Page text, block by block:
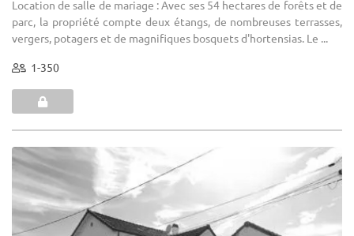
Location de salle de mariage : Avec ses 54 hectares de forêts et de
parc, la propriété compte deux étangs, de nombreuses terrasses,
vergers, potagers et de magnifiques bosquets d'hortensias. Le ...
1-350